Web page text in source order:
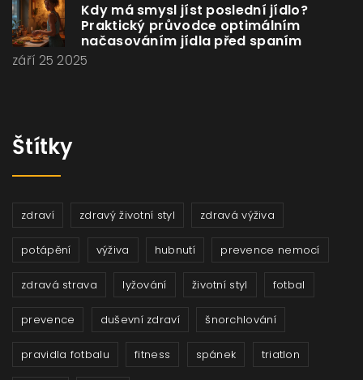
Kdy má smysl jíst poslední jídlo?
Praktický průvodce optimálním
načasováním jídla před spaním
září 25 2025
Štítky
zdraví zdravý životní styl zdravá výživa
potápění výživa hubnutí prevence nemocí
zdravá strava lyžování životní styl fotbal
prevence duševní zdraví šnorchlování
pravidla fotbalu fitness spánek triatlon